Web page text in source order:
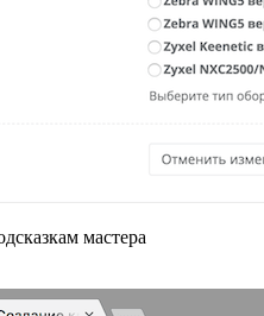
мастера